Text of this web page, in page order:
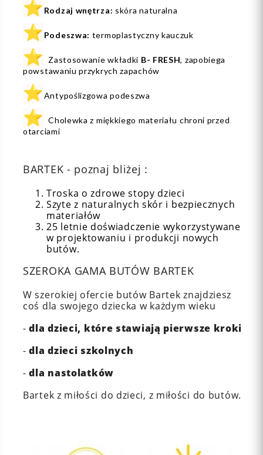
⭐ Rodzaj wnętrza: skóra naturalna
⭐ Podeszwa: termoplastyczny kauczuk
⭐ Zastosowanie wkładki B- FRESH, zapobiega
powstawaniu przykrych zapachów
⭐Antypoślizgowa podeszwa
⭐ Cholewka z miękkiego materiału chroni przed
otarciami
BARTEK - poznaj bliżej :
Troska o zdrowe stopy dzieci
Szyte z naturalnych skór i bezpiecznych
materiałów
25 letnie doświadczenie wykorzystywane
w projektowaniu i produkcji nowych
butów.
SZEROKA GAMA BUTÓW BARTEK
W szerokiej ofercie butów Bartek znajdziesz
coś dla swojego dziecka w każdym wieku
-dla dzieci, które stawiają pierwsze kroki
-dla dzieci szkolnych
-dla nastolatków
Bartek z miłości do dzieci, z miłości do butów.